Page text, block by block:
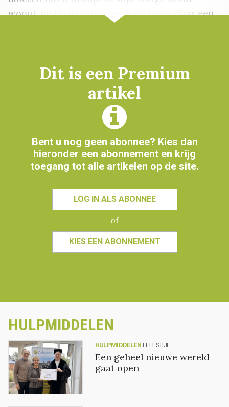
woont nu bij de buurvrouw en heeft daar een
HULPHOND
REUMA REUMATOÏDE ARTRITIS
Dit is een Premium
artikel
Bent u nog geen abonnee? Kies dan
hieronder een abonnement en krijg
toegang tot alle artikelen op de site.
LOG IN ALS ABONNEE
of
KIES EEN ABONNEMENT
HULPMIDDELEN
HULPMIDDELEN LEEFSTIJL
Een geheel nieuwe wereld
gaat open